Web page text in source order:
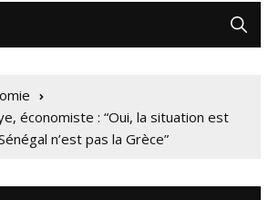
économiste : “Oui, la situation est
n’est pas la Grèce”